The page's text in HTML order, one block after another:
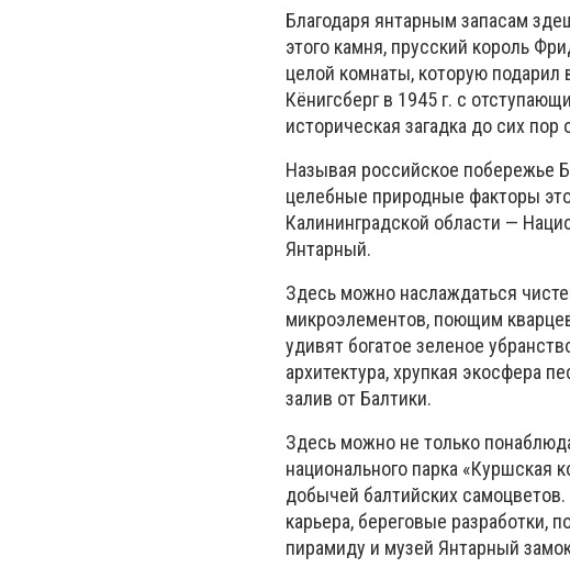
Благодаря янтарным запасам
этого камня, прусский король
целой комнаты, которую подарил
Кёнигсберг в 1945 г. с
историческая загадка до сих пор
Называя российское побережье
целебные природные факторы
Калининградской области —
Янтарный.
Здесь можно наслаждаться
микроэлементов, поющим
удивят богатое зеленое
архитектура, хрупкая экосфера
залив от Балтики.
Здесь можно не только
национального парка «Куршская
добычей балтийских
карьера, береговые разработки,
пирамиду и музей Янтарный